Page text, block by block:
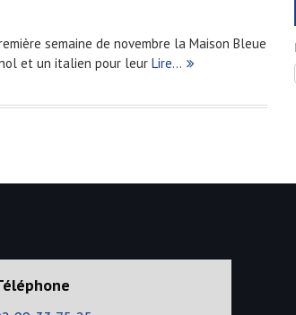
semaine de novembre la Maison Bleue
et un italien pour leur Lire…